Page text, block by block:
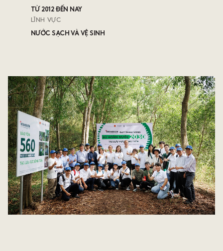
© 2024 Human Act Prize • Chính sách bảo mật
THÔNG TIN LIÊN HỆ
01 Nguyễn Huy Tưởng, Thanh Xuân, Hà Nội
TỪ 2012 ĐẾN NAY
LĨNH VỰC
NƯỚC SẠCH VÀ VỆ SINH